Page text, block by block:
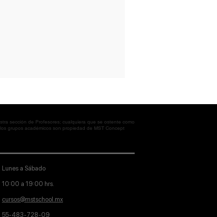
sección de Profesores; cualquiera que se ostente como
grupos académicos son propiedad de MST Concept
Lunes a Sábado
10:00 a 19:00 hrs.
cursos@mstschool.mx
55-483-728-09